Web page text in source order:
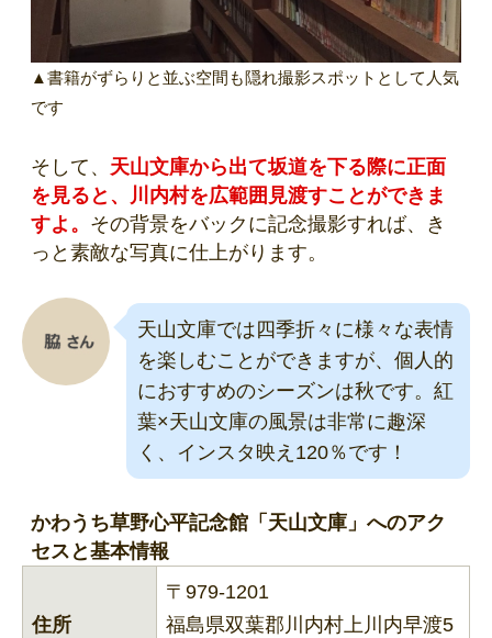
▲書籍がずらりと並ぶ空間も隠れ撮影スポットとして人気
です
そして、 天山文庫から出て坂道を下る際に正面
を見ると、川内村を広範囲見渡すことができま
すよ。 その背景をバックに記念撮影すれば、き
っと素敵な写真に仕上がります。
天山文庫では四季折々に様々な表情
を楽しむことができますが、個人的
におすすめのシーズンは秋です。紅
葉×天山文庫の風景は非常に趣深
く、インスタ映え120％です！
かわうち草野心平記念館「天山文庫」へのアク
セスと基本情報
住所
〒979-1201
福島県双葉郡川内村上川内早渡5